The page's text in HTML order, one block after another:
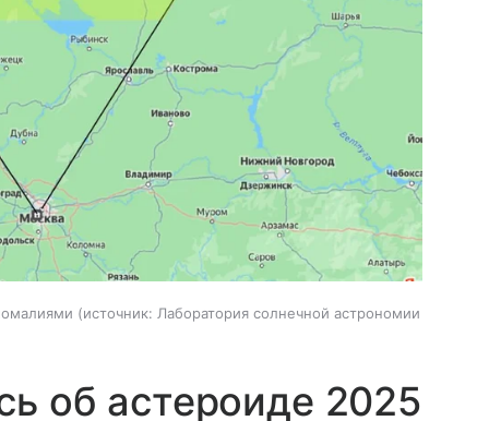
источник: Лаборатория солнечной астрономии
об астероиде 2025